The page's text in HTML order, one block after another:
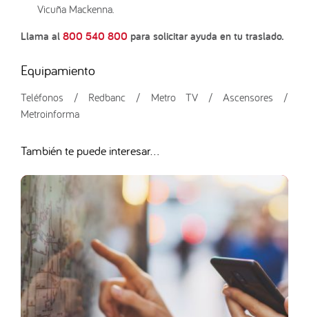
Vicuña Mackenna.
Llama al800 540 800 para solicitar ayuda en tu traslado.
Equipamiento
Teléfonos / Redbanc / Metro TV / Ascensores /
Metroinforma
También te puede interesar...